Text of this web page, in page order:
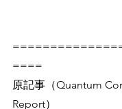
====
原記事（Quantum
Report）